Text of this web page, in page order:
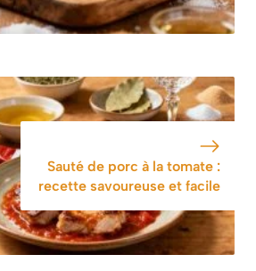
Sauté de porc à la tomate :
recette savoureuse et facile